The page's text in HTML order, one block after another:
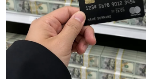
Mayat lelaki tidak sempurna
Lelaki dedah kaki dipotong akibat
tarik
Tanggungjawab Anwar sebagai
Islam tidak terhenti - KJ
"Walaupun kita iklankan majlis